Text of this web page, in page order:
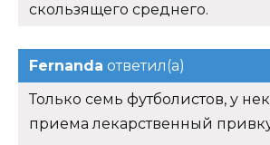
скользящего среднего.
Fernanda ответил(а)
Только семь футболистов, у
приема лекарственный